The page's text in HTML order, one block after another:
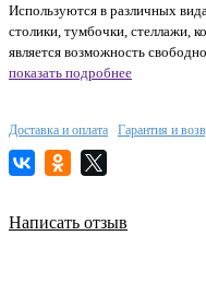
Используются в различных
столики, тумбочки, стеллажи,
является возможность
показать подробнее
Доставка и оплата Гарантия и
Написать отзыв